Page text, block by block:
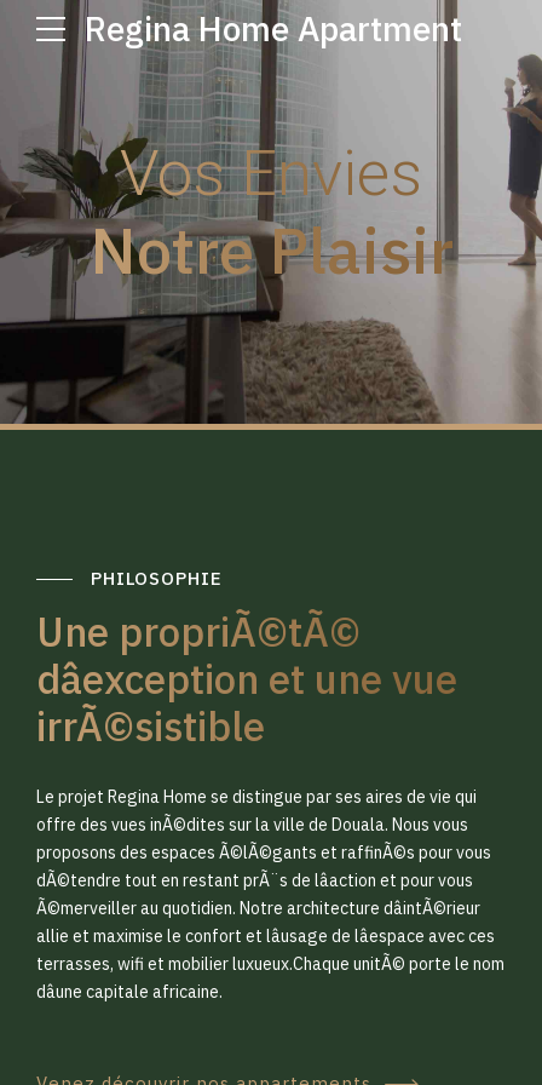
Regina Home Apartment
Vos Envies
Notre Plaisir
PHILOSOPHIE
Une propriÃ©tÃ©
dâexception et une vue
irrÃ©sistible
Le projet Regina Home se distingue par ses aires de vie qui
offre des vues inÃ©dites sur la ville de Douala. Nous vous
proposons des espaces Ã©lÃ©gants et raffinÃ©s pour vous
dÃ©tendre tout en restant prÃ¨s de lâaction et pour vous
Ã©merveiller au quotidien. Notre architecture dâintÃ©rieur
allie et maximise le confort et lâusage de lâespace avec ces
terrasses, wifi et mobilier luxueux.Chaque unitÃ© porte le nom
dâune capitale africaine.
0
1
2
3
0
1
2
3